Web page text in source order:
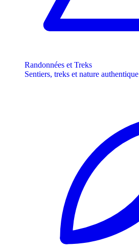
Randonnées et Treks
Sentiers, treks et nature authentique